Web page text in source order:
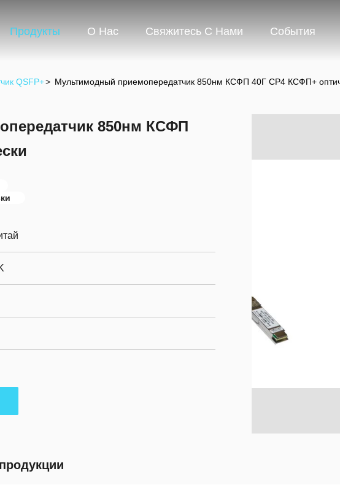
Продукты О Нас Свяжитесь С Нами События
QSFP+> Мультимодный приемопередатчик 850нм КСФП 40Г СР4 КСФП+
850нм КСФП